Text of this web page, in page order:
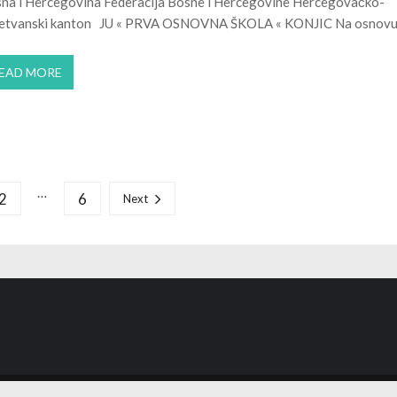
kanton JU « PRVA OSNOVNA ŠKOLA « KONJIC Na
MORE
… 6 Next